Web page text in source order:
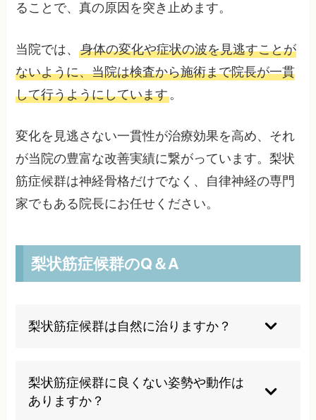
ることで、真の原因を突き止めます。
当院では、身体の変化や症状の波を見逃すことが
ないように、当院は検査から施術まで院長が一貫
して行うようにしています。
変化を見逃さない一貫性が治療効果を高め、それ
が当院の豊富な改善実績に繋がっています。梨状
筋症候群は神経骨格だけでなく、自律神経の専門
家でもある院長にお任せください。
梨状筋症候群のQ＆A
梨状筋症候群は自然に治りますか？
ぐことはありますが、完全に自然治癒することは
稀です。原因となる姿勢や動作パターンを改善せ
ずに放置すると、慢性化して治療が長期間必要に
梨状筋症候群に良くない姿勢や動作は
ありますか？